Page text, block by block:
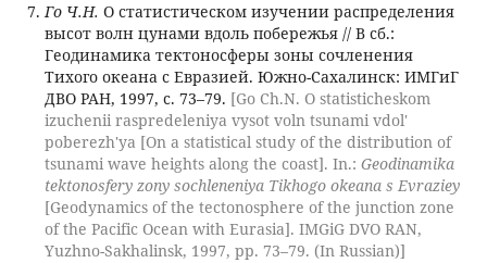
Го Ч.Н. О статистическом изучении распределения
высот волн цунами вдоль побережья // В сб.:
Геодинамика тектоносферы зоны сочленения
Тихого океана с Евразией. Южно-Сахалинск: ИМГиГ
ДВО РАН, 1997, с. 73–79. [Go Ch.N. O statisticheskom
izuchenii raspredeleniya vysot voln tsunami vdol'
poberezh'ya [On a statistical study of the distribution of
tsunami wave heights along the coast]. In.: Geodinamika
tektonosfery zony sochleneniya Tikhogo okeana s Evraziey
[Geodynamics of the tectonosphere of the junction zone
of the Pacific Ocean with Eurasia]. IMGiG DVO RAN,
Yuzhno-Sakhalinsk, 1997, pp. 73–79. (In Russian)]